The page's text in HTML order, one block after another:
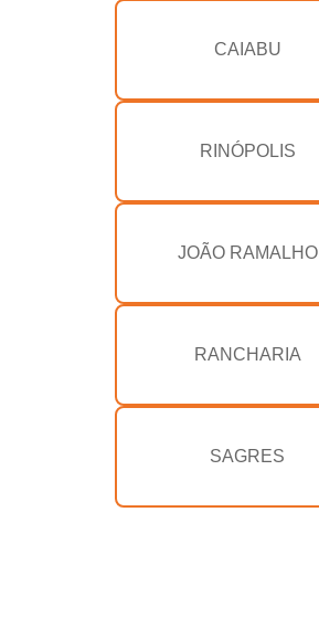
CAIABU
RINÓPOLIS
JOÃO RAMALHO
RANCHARIA
SAGRES